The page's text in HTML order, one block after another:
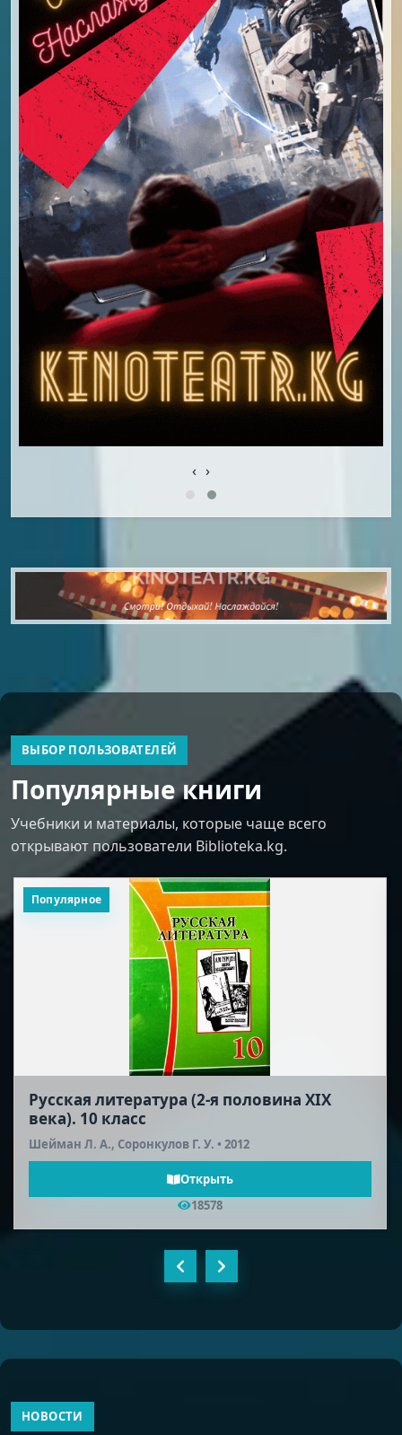
‹ ›
ВЫБОР ПОЛЬЗОВАТЕЛЕЙ
Популярные книги
Учебники и материалы, которые чаще всего
открывают пользователи Biblioteka.kg.
Популярное
Русская литература (2-я половина XIX
века). 10 класс
Шейман Л. А., Соронкулов Г. У. • 2012
Открыть
18578
НОВОСТИ